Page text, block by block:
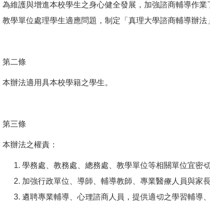
為維護與增進本校學生之身心健全發展，加強諮商輔導作
教學單位處理學生適應問題，制定「真理大學諮商輔導辦法
第二條
本辦法適用具本校學籍之學生。
第三條
本辦法之權責：
學務處、教務處、總務處、教學單位等相關單位宜密
加強行政單位、導師、輔導教師、專業醫療人員與家
遴聘專業輔導、心理諮商人員，提供適切之學習輔導